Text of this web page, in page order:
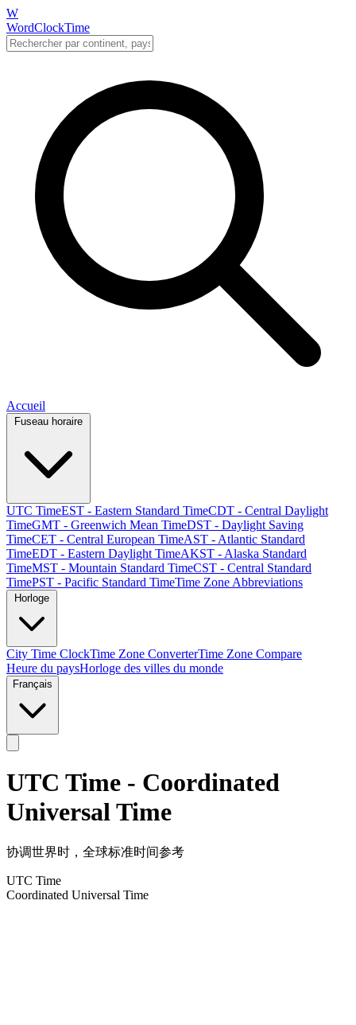
W
WordClockTime
Accueil
UTC TimeEST - Eastern Standard TimeCDT - Central Daylight
TimeGMT - Greenwich Mean TimeDST - Daylight Saving
TimeCET - Central European TimeAST - Atlantic Standard
TimeEDT - Eastern Daylight TimeAKST - Alaska Standard
TimeMST - Mountain Standard TimeCST - Central Standard
TimePST - Pacific Standard TimeTime Zone Abbreviations
City Time ClockTime Zone ConverterTime Zone Compare
Heure du paysHorloge des villes du monde
Français
UTC Time - Coordinated
Universal Time
协调世界时，全球标准时间参考
UTC Time
Coordinated Universal Time